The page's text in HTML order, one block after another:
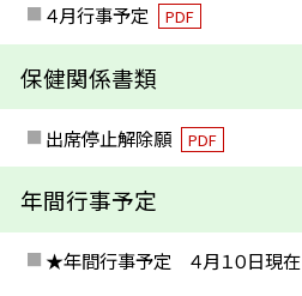
４月行事予定 PDF
保健関係書類
出席停止解除願 PDF
年間行事予定
★年間行事予定 ４月１０日現在